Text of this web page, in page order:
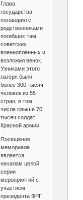
Глава
государства
поговорил с
родственниками
погибших там
советских
военнопленных и
возложил венок.
Узниками этого
лагеря были
более 300 тысяч
человек из 55
стран, в том
числе свыше 70
тысяч солдат
Красной армии.
Посещение
мемориала
является
началом целой
серии
мероприятий с
участием
президента ФРГ,